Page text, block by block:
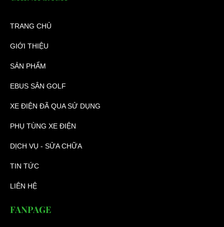
TRANG CHỦ
GIỚI THIỆU
SẢN PHẨM
EBUS SÂN GOLF
XE ĐIỆN ĐÃ QUA SỬ DỤNG
PHỤ TÙNG XE ĐIỆN
DỊCH VỤ - SỬA CHỮA
TIN TỨC
LIÊN HỆ
FANPAGE